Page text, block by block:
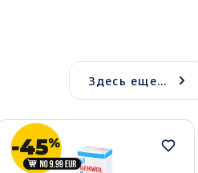
Здесь еще...